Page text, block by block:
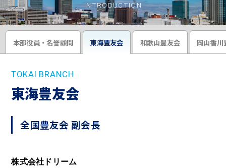
INTRODUCTION
本部役員・名誉顧問 東海豊友会 和歌山豊友会 岡山香川
TOKAI BRANCH
東海豊友会
全国豊友会 副会長
株式会社ドリーム